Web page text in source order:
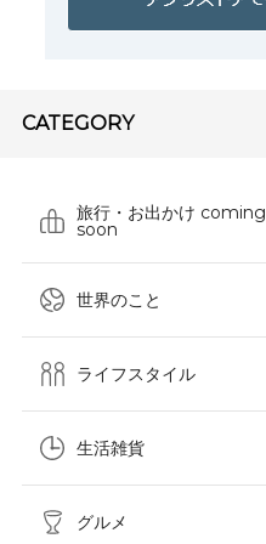
CATEGORY
旅行・お出かけ coming
soon
世界のこと
ライフスタイル
生活雑貨
グルメ